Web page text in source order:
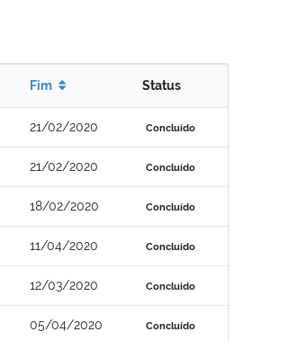
Fim Status
21/02/2020 Concluído
21/02/2020 Concluído
18/02/2020 Concluído
11/04/2020 Concluído
12/03/2020 Concluído
05/04/2020 Concluído